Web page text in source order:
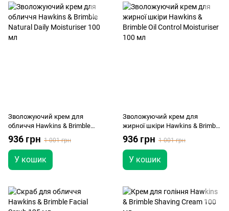
Зволожуючий крем для
обличчя Hawkins & Brimble
Natural Daily Moisturiser 100 мл
936 грн 1 001 грн
У кошик
Зволожуючий крем для
жирної шкіри Hawkins & Brimble
Oil Control Moisturiser 100 мл
936 грн 1 001 грн
У кошик